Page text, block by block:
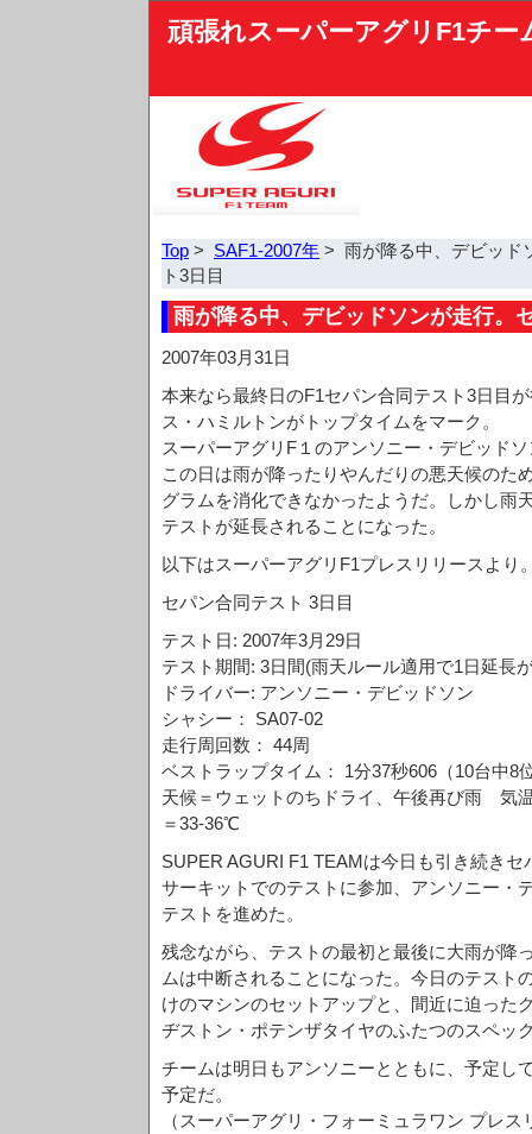
頑張れスーパーアグリF1チー
Top > SAF1-2007年 > 雨が降る中、デビッド
ト3日目
雨が降る中、デビッドソンが走行。
2007年03月31日
本来なら最終日のF1セパン合同テスト3日目
ス・ハミルトンがトップタイムをマーク。
スーパーアグリF１のアンソニー・デビッド
この日は雨が降ったりやんだりの悪天候のた
グラムを消化できなかったようだ。しかし雨
テストが延長されることになった。
以下はスーパーアグリF1プレスリリースより
セパン合同テスト 3日目
テスト日: 2007年3月29日
テスト期間: 3日間(雨天ルール適用で1日延長
ドライバー: アンソニー・デビッドソン
シャシー： SA07-02
走行周回数： 44周
ベストラップタイム： 1分37秒606（10台中8
天候＝ウェットのちドライ、午後再び雨
＝33-36℃
SUPER AGURI F1 TEAMは今日も引き続き
サーキットでのテストに参加、アンソニー・
テストを進めた。
残念ながら、テストの最初と最後に大雨が降
ムは中断されることになった。今日のテスト
けのマシンのセットアップと、間近に迫った
ヂストン・ポテンザタイヤのふたつのスペッ
チームは明日もアンソニーとともに、予定し
予定だ。
（スーパーアグリ・フォーミュラワン プレス